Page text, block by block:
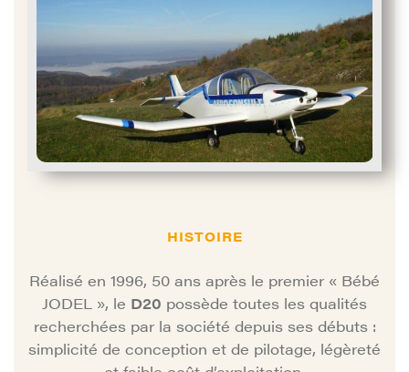
HISTOIRE
Réalisé en 1996, 50 ans après le premier « Bébé
JODEL », le D20 possède toutes les qualités
recherchées par la société depuis ses débuts :
simplicité de conception et de pilotage, légèreté